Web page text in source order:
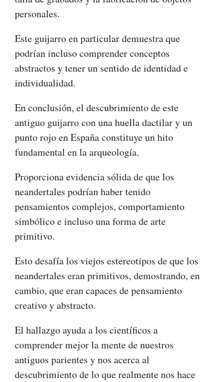
personales.
Este guijarro en particular demuestra que
podrían incluso comprender conceptos
abstractos y tener un sentido de identidad e
individualidad.
En conclusión, el descubrimiento de este
antiguo guijarro con una huella dactilar y un
punto rojo en España constituye un hito
fundamental en la arqueología.
Proporciona evidencia sólida de que los
neandertales podrían haber tenido
pensamientos complejos, comportamiento
simbólico e incluso una forma de arte
primitivo.
Esto desafía los viejos estereotipos de que los
neandertales eran primitivos, demostrando, en
cambio, que eran capaces de pensamiento
creativo y abstracto.
El hallazgo ayuda a los científicos a
comprender mejor la mente de nuestros
antiguos parientes y nos acerca al
descubrimiento de lo que realmente nos hace